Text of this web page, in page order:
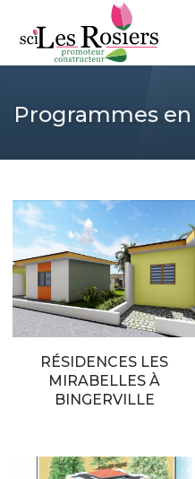
Programmes
RÉSIDENCES LES
MIRABELLES À
BINGERVILLE